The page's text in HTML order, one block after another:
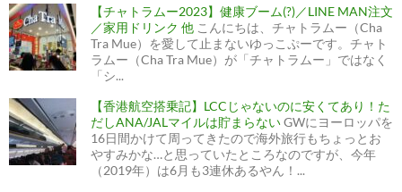
【チャトラムー2023】健康ブーム(?)／LINE MAN注文
／家用ドリンク 他 こんにちは、チャトラムー（Cha
Tra Mue）を愛して止まないゆっこぷーです。チャト
ラムー（Cha Tra Mue）が「チャトラムー」ではなく
「シ...
【香港航空搭乗記】LCCじゃないのに安くてあり！た
だしANA/JALマイルは貯まらないGWにヨーロッパを
16日間かけて周ってきたので海外旅行もちょっとお
やすみかな…と思っていたところなのですが、今年
（2019年）は6月も3連休あるやん！...